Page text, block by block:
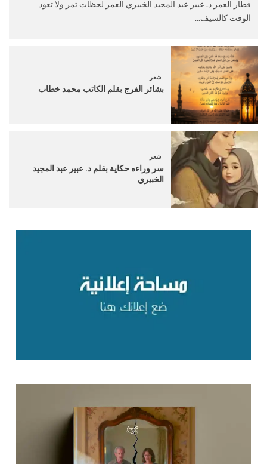
قطار العمر د. عبير عبد المجيد الخبيري العمر لحظات تمر ولا تعود
الوقت كالسيف...
شعر
بشائر الفرج بقلم الكاتب محمد خطاب
شعر
سر وراءه حكاية بقلم د. عبير عبد المجيد
الخبيري